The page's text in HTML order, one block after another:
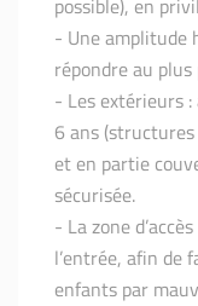
possible), en
- Une amplitude
répondre au
- Les extérieurs
6 ans
et en partie
sécurisée.
- La zone
l’entrée, afin de
enfants par